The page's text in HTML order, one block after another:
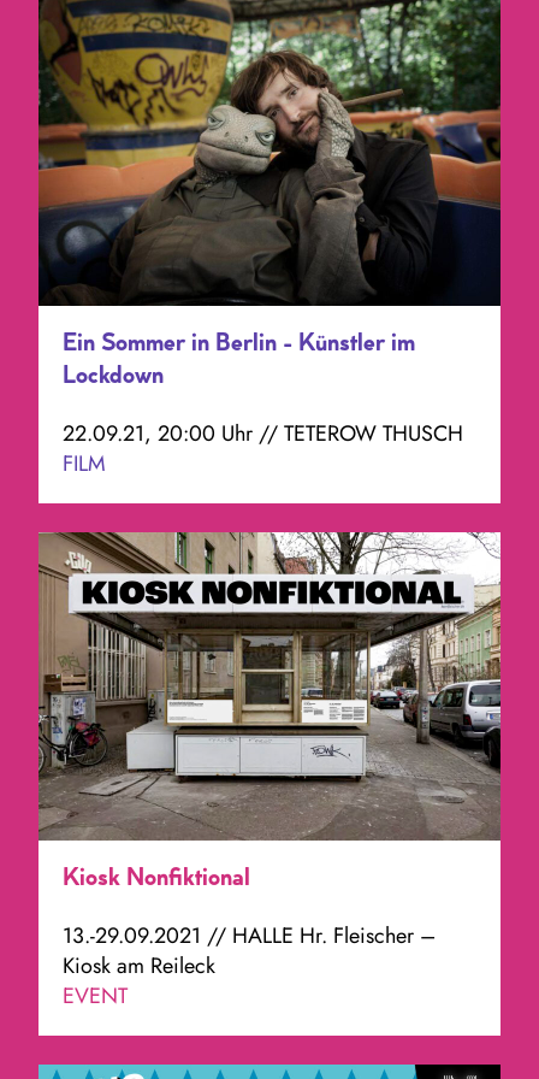
19:15–WALTER KAUFMANN – WELCH
EIN LEBEN!von Karin Kaper & Dirk
Szuszies
22:00–EPICENTROvon Hubert Sauper
Sonntag, 05.09.21
11:00–HERR BACHMANN UND SEINE
KLASSEvon Maria Speth
19:30 –GEWINNERFILM 2021
Ein Sommer in Berlin - Künstler im
Lockdown
22.09.21, 20:00 Uhr // TETEROW THUSCH
FILM
Kiosk Nonfiktional
13.-29.09.2021 // HALLE Hr. Fleischer –
Kiosk am Reileck
EVENT